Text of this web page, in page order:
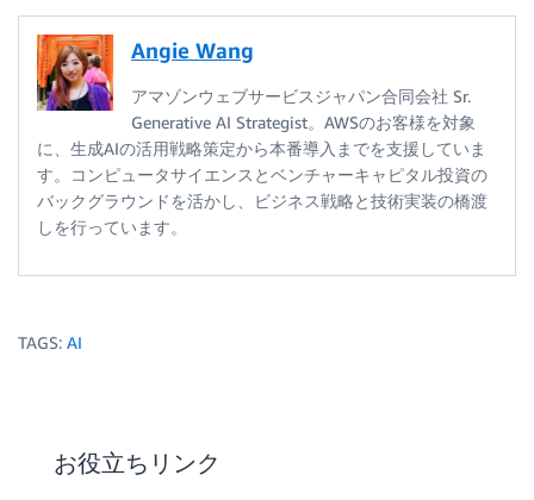
Angie Wang
アマゾンウェブサービスジャパン合同会社 Sr.
Generative AI Strategist。AWSのお客様を対象
に、生成AIの活用戦略策定から本番導入までを支援していま
す。コンピュータサイエンスとベンチャーキャピタル投資の
バックグラウンドを活かし、ビジネス戦略と技術実装の橋渡
しを行っています。
TAGS: AI
お役立ちリンク